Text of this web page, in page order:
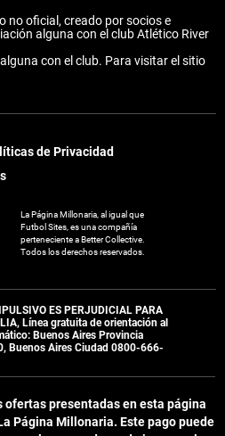
no oficial, creado por socios e
alguna con el club Atlético River
con el club. Para visitar el sitio
de Privacidad
La Página Millonaria, al igual que
Futbol Sites, es una compañía
perteneciente a Better Collective.
Todos los derechos reservados.
ES PERJUDICIAL PARA
Línea gratuita de orientación al
Buenos Aires Provincia
Buenos Aires Ciudad 0800-666-
ofertas presentadas en esta página
Página Millonaria. Este pago puede